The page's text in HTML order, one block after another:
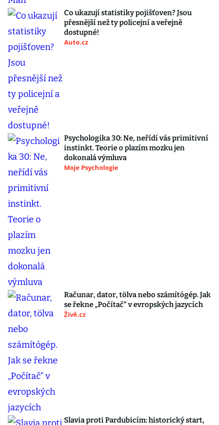
Co ukazují statistiky pojišťoven? Jsou
přesnější než ty policejní a veřejně
dostupné!
Auto.cz
Psychologika 30: Ne, neřídí vás primitivní
instinkt. Teorie o plazím mozku jen
dokonalá výmluva
Moje Psychologie
Računar, dator, tölva nebo számítógép. Jak
se řekne „Počítač“ v evropských jazycích
Živě.cz
Slavia proti Pardubicím: historický start,